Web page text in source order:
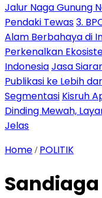
Jalur Naga Gunung
Pendaki Tewas3.
Alam Berbahaya di
Perkenalkan
IndonesiaJasa
Publikasi ke Lebih
Segmentasi Kisruh
Dinding Mewah,
Jelas
Home / POLITIK